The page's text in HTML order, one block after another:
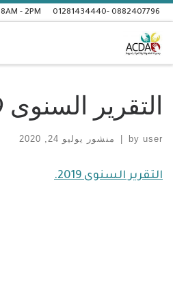
0882407796 -01281434440
8AM - 2PM
التقرير السنوى 2019.
by user منشور يوليو 24, 2020
التقرير السنوى 2019.